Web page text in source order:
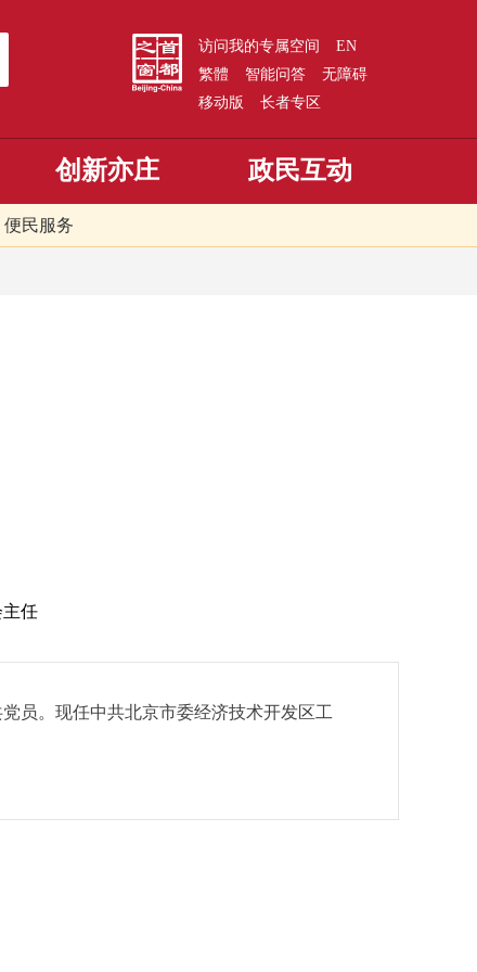
访问我的专属空间
EN
繁體
智能问答
无障碍
移动版
长者专区
便民服务
创新亦庄 政民互动
任
员。现任中共北京市委经济技术开发区工